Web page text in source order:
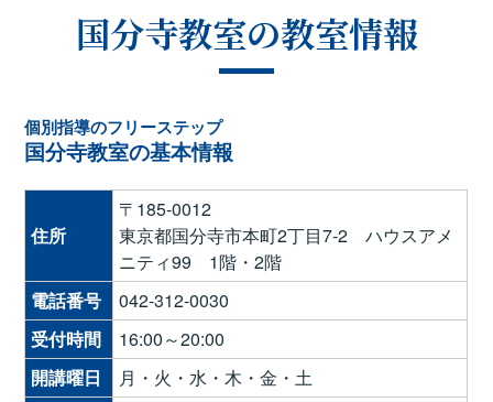
国分寺教室の教室情報
個別指導のフリーステップ
国分寺教室の基本情報
住所
〒185-0012
東京都国分寺市本町2丁目7-2 ハウスアメ
ニティ99 1階・2階
電話番号
042-312-0030
受付時間
16:00～20:00
開講曜日
月・火・水・木・金・土